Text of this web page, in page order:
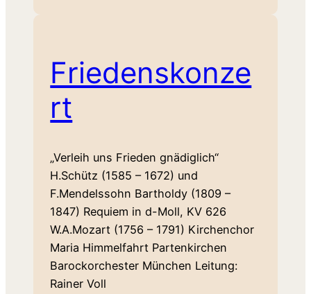
Friedenskonze
rt
„Verleih uns Frieden gnädiglich“
H.Schütz (1585 – 1672) und
F.Mendelssohn Bartholdy (1809 –
1847) Requiem in d-Moll, KV 626
W.A.Mozart (1756 – 1791) Kirchenchor
Maria Himmelfahrt Partenkirchen
Barockorchester München Leitung:
Rainer Voll